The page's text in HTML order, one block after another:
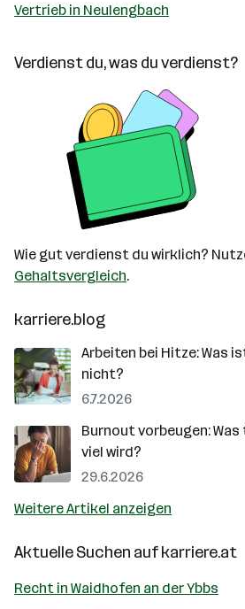
Vertrieb in Neulengbach
Verdienst du, was du verdienst?
Wie gut verdienst du wirklich?
Gehaltsvergleich.
karriere.blog
Arbeiten bei Hitze: Was
nicht?
6.7.2026
Burnout vorbeugen: Was
viel wird?
29.6.2026
Weitere Artikel anzeigen
Aktuelle Suchen aufkarriere.at
Recht in Waidhofen an der Ybbs